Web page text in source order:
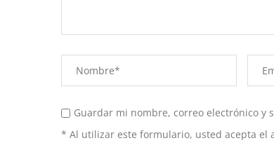
Guardar mi nombre, correo electrónico y
* Al utilizar este formulario, usted acepta el